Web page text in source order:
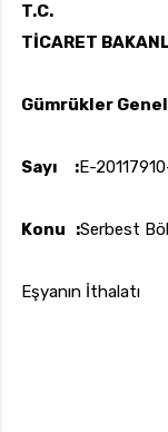
T.C.
TİCARET
Gümrükler
Sayı :E-
Konu :Serbest
Eşyanın İthalatı